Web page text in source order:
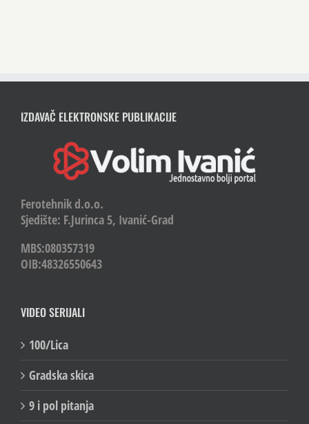
Sjedište: F.Jurinca 5, Ivanić-Grad
OIB:48326550643
Gradska skica
9 i pol pitanja